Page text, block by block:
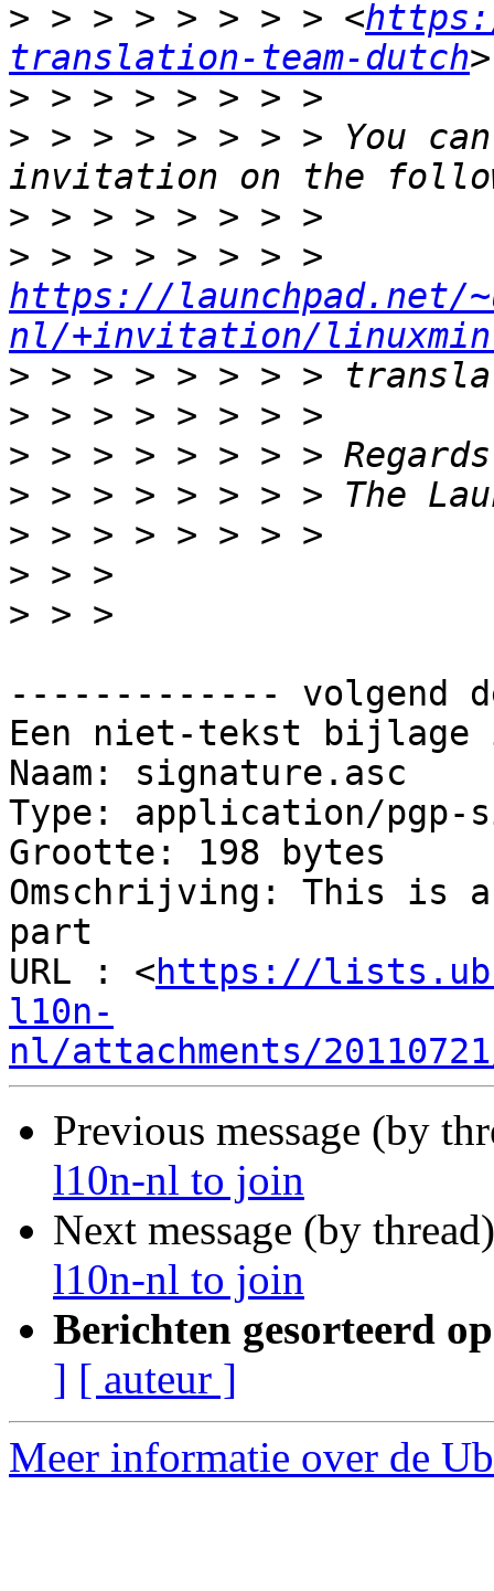
> > > > > > > > <
translation-team-dutch
>
> > > > > > > > You
>
>
https://launchpad.net/
nl/+invitation/
>
>
>
>
>
>
>
------------- volgend
Een niet-tekst
Naam: signature.asc
Type: application/pgp-
Grootte: 198 bytes
Omschrijving: This is
part
URL : <https://
l10n-
nl/attachments/
Previous message (by
l10n-nl to join
Next message (by
l10n-nl to join
Berichten gesorteerd
] [ auteur ]
Meer informatie over de